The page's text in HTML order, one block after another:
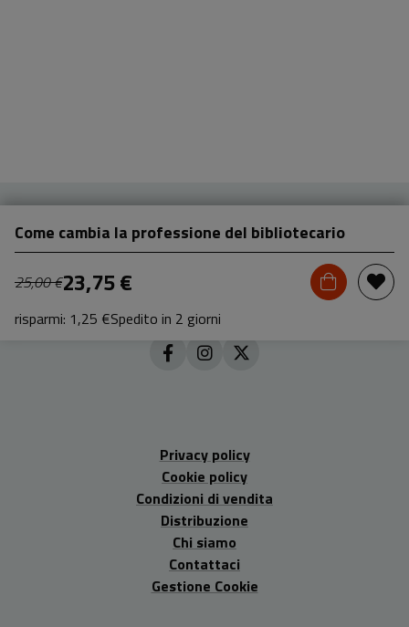
Come cambia la professione del bibliotecario
25,00 €23,75 €
risparmi: 1,25 €Spedito in 2 giorni
Privacy policy
Cookie policy
Condizioni di vendita
Distribuzione
Chi siamo
Contattaci
Gestione Cookie